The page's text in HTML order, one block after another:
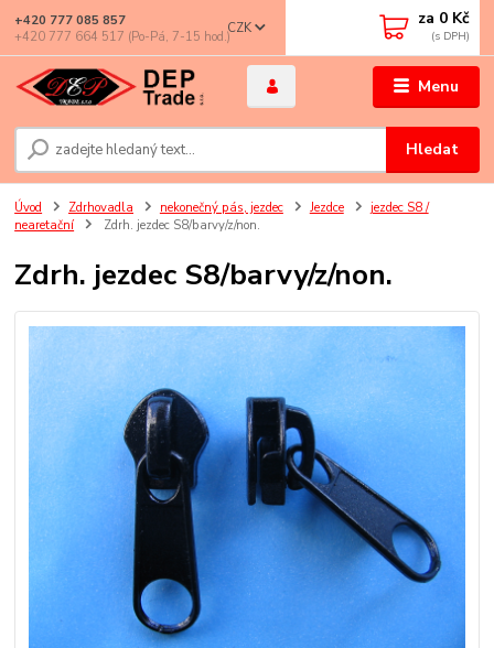
Menu
CZK
Hledat
+420 777 085 857
+420 777 664 517 (Po-Pá, 7-15 hod.)
za 0 Kč
Úvod Zdrhovadla nekonečný pás, jezdec Jezdce
jezdec S8 /
nearetační
Zdrh. jezdec S8/barvy/z/non.
Zdrh. jezdec S8/barvy/z/non.